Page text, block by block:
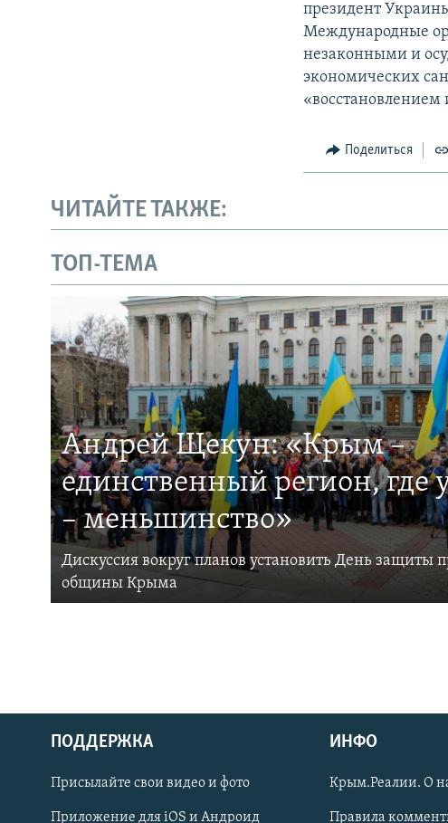
Українською
Qırımtatar
президент
Международные
незаконными и
экономических
«восстановлением
Поделиться
ЧИТАЙТЕ ТАКЖЕ:
ТОП-ТЕМА
Андрей Щекун: «Крым –
единственный регион, где
– меньшинство»
Дискуссия вокруг планов установить День защиты
общины Крыма
ПОДДЕРЖКА
Присылайте свои видео и фото
Приложение для iOS и Андроид
ИНФО
Крым.Реалии. О
Правила